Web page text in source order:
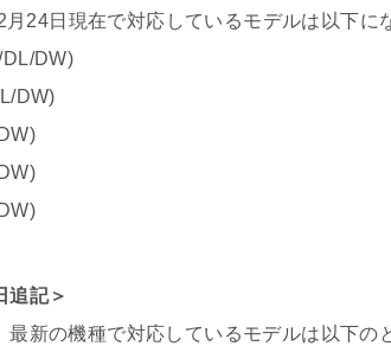
24日現在で対応しているモデルは以下に
DL/DW)
DW)
追記＞
最新の機種で対応しているモデルは以下の